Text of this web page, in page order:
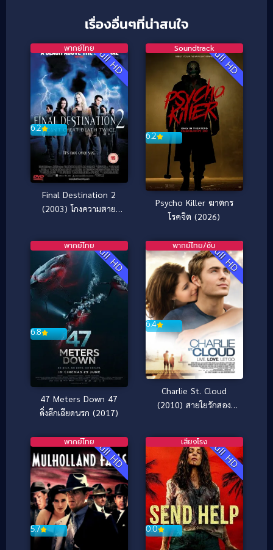
เรื่องอื่นๆที่น่าสนใจ
Full HD
6.2
พากย์ไทย
Final Destination 2
(2003) โกงความตาย
Full HD
6.2
Soundtrack
Psycho Killer ฆาตกร
โรคจิต (2026)
Full HD
6.8
พากย์ไทย
47 Meters Down 47
ดิ่งลึกเฉียดนรก (2017)
Full HD
6.4
พากย์ไทย/ซับ
Charlie St. Cloud
(2010) สายใยรักสอง
Full HD
5.7
พากย์ไทย Full HD
0.0
เสียงโรง